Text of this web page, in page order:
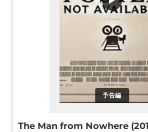
予告編
The Man from Nowhere